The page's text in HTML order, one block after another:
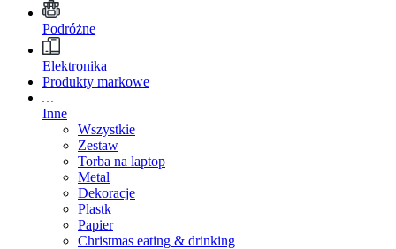
Podróżne
Elektronika
Produkty markowe
Inne
Wszystkie
Zestaw
Torba na laptop
Metal
Dekoracje
Plastk
Papier
Christmas eating & drinking